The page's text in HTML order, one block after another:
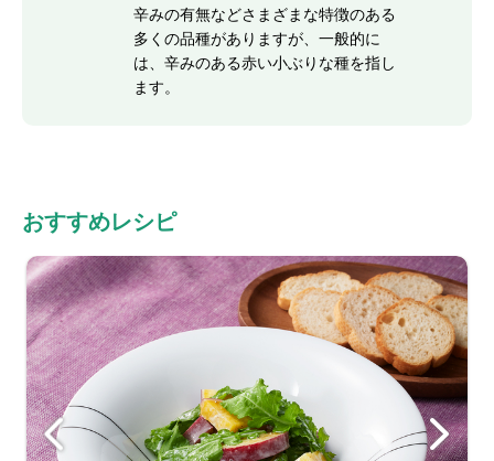
辛みの有無などさまざまな特徴のある
多くの品種がありますが、一般的に
は、辛みのある赤い小ぶりな種を指し
ます。
おすすめレシピ